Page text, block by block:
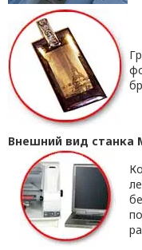
Внешний вид станка